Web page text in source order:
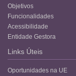
Objetivos
Funcionalidades
Acessibilidade
Entidade Gestora
Links Úteis
Oportunidades na UE